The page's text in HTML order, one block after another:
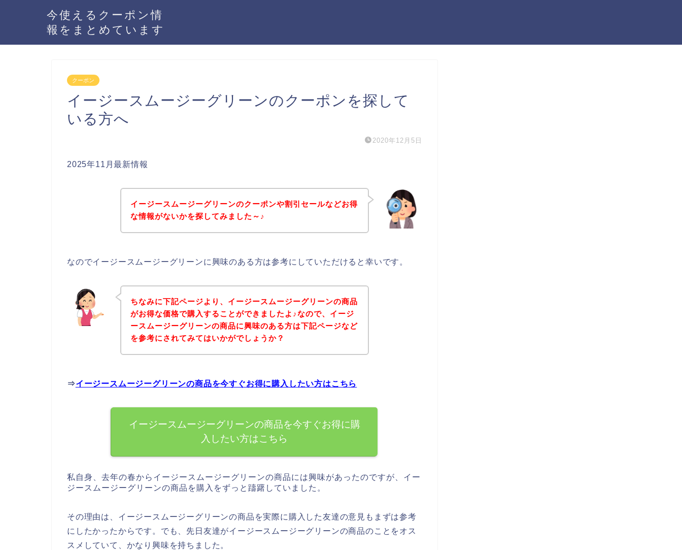
今使えるクーポン情
報をまとめています
クーポン
イージースムージーグリーンのクーポンを探して
いる方へ
2020年12月5日
2025年11月最新情報
イージースムージーグリーンのクーポンや割引セールなどお得
な情報がないかを探してみました～♪
なのでイージースムージーグリーンに興味のある方は参考にしていただけると幸いです。
ちなみに下記ページより、イージースムージーグリーンの商品
がお得な価格で購入することができましたよ♪なので、イージ
ースムージーグリーンの商品に興味のある方は下記ページなど
を参考にされてみてはいかがでしょうか？
⇒イージースムージーグリーンの商品を今すぐお得に購入したい方はこちら
イージースムージーグリーンの商品を今すぐお得に購
入したい方はこちら
私自身、去年の春からイージースムージーグリーンの商品には興味があったのですが、イー
ジースムージーグリーンの商品を購入をずっと躊躇していました。
その理由は、イージースムージーグリーンの商品を実際に購入した友達の意見もまずは参考
にしたかったからです。でも、先日友達がイージースムージーグリーンの商品のことをオス
スメしていて、かなり興味を持ちました。